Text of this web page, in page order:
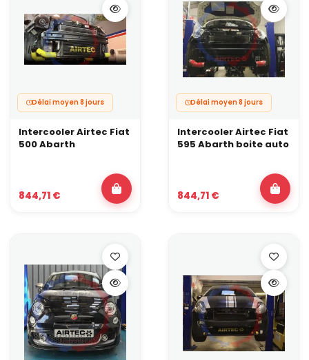
Délai moyen 8 jours
Intercooler Airtec Fiat
500 Abarth
844,71 €
Délai moyen 8 jours
Intercooler Airtec Fiat
595 Abarth boite auto
844,71 €